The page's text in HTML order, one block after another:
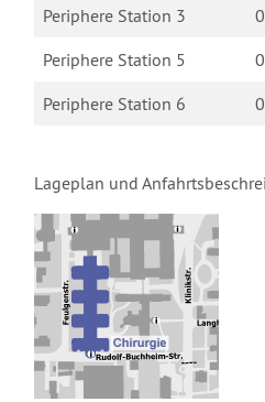
Periphere Station 3
Periphere Station 5
Periphere Station 6
Lageplan und